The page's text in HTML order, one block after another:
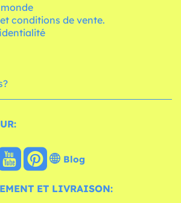
conditions de vente.
Blog
ET LIVRAISON: